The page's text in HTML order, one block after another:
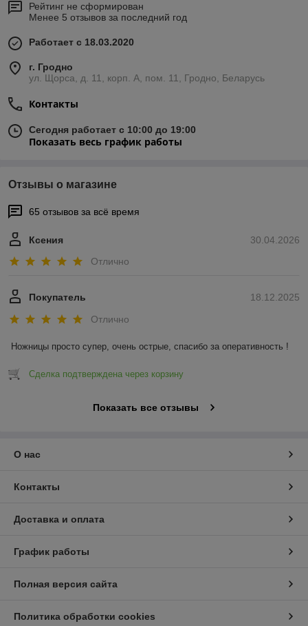
Рейтинг не сформирован
Менее 5 отзывов за последний год
Работает с 18.03.2020
г. Гродно
ул. Щорса, д. 11, корп. А, пом. 11, Гродно, Беларусь
Контакты
Сегодня работает с 10:00 до 19:00
Показать весь график работы
Отзывы о магазине
65 отзывов за всё время
30.04.2026
Ксения
Отлично
18.12.2025
Покупатель
Отлично
Ножницы просто супер, очень острые, спасибо за оперативность !
Сделка подтверждена через корзину
Показать все отзывы
О нас
Контакты
Доставка и оплата
График работы
Полная версия сайта
Политика обработки cookies